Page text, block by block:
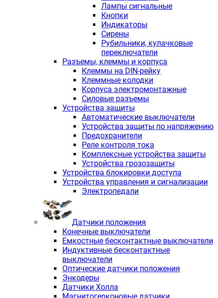
Лампы сигнальные
Кнопки
Индикаторы
Сирены
Рубильники, кулачковые
переключатели
Разъемы, клеммы и корпуса
Клеммы на DIN-рейку
Клеммные колодки
Корпуса электромонтажные
Силовые разъемы
Устройства защиты
Автоматические выключатели
Устройства защиты по напряжению
Предохранители
Реле контроля тока
Комплексные устройства защиты
Устройства грозозащиты
Устройства блокировки доступа
Устройства управления и сигнализации
Электропедали
Датчики положения
Конечные выключатели
Емкостные бесконтактные выключатели
Индуктивные бесконтактные
выключатели
Оптические датчики положения
Энкодеры
Датчики Холла